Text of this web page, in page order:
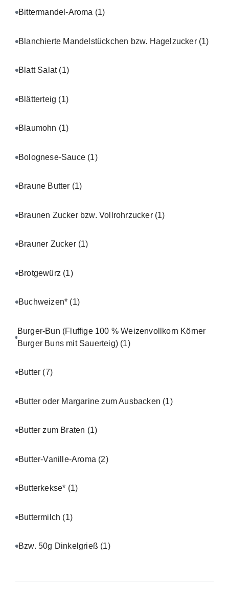
Bittermandel-Aroma (1)
Blanchierte Mandelstückchen bzw. Hagelzucker (1)
Blatt Salat (1)
Blätterteig (1)
Blaumohn (1)
Bolognese-Sauce (1)
Braune Butter (1)
Braunen Zucker bzw. Vollrohrzucker (1)
Brauner Zucker (1)
Brotgewürz (1)
Buchweizen* (1)
Burger-Bun (Fluffige 100 % Weizenvollkorn Körner
Burger Buns mit Sauerteig) (1)
Butter (7)
Butter oder Margarine zum Ausbacken (1)
Butter zum Braten (1)
Butter-Vanille-Aroma (2)
Butterkekse* (1)
Buttermilch (1)
Bzw. 50g Dinkelgrieß (1)